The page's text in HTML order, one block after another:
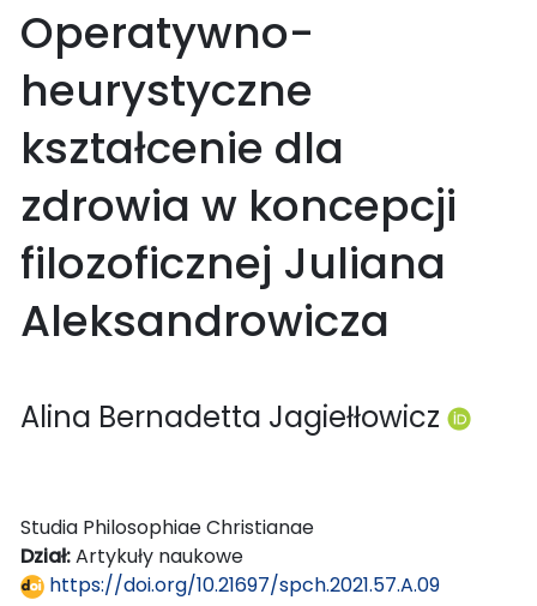
Operatywno-
heurystyczne
kształcenie dla
zdrowia w koncepcji
filozoficznej Juliana
Aleksandrowicza
Alina Bernadetta Jagiełłowicz
Studia Philosophiae Christianae
Dział:Artykuły naukowe
https://doi.org/10.21697/spch.2021.57.A.09